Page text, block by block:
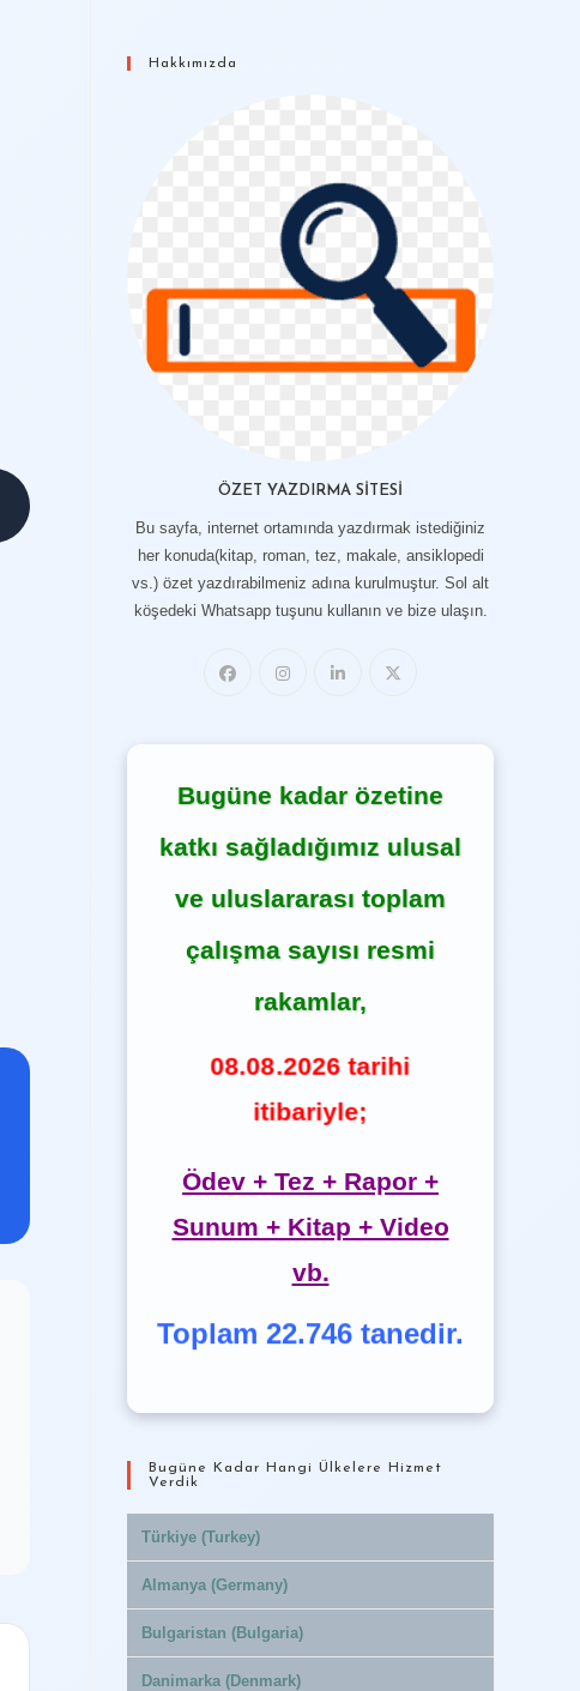
Hakkımızda
ÖZET YAZDIRMA SITESI
Bu sayfa, internet ortamında yazdırmak istediğiniz
her konuda(kitap, roman, tez, makale, ansiklopedi
vs.) özet yazdırabilmeniz adına kurulmuştur. Sol alt
köşedeki Whatsapp tuşunu kullanın ve bize ulaşın.
Bugüne kadar özetine
katkı sağladığımız ulusal
ve uluslararası toplam
çalışma sayısı resmi
rakamlar,
08.08.2026 tarihi
itibariyle;
Ödev + Tez + Rapor +
Sunum + Kitap + Video
vb.
Toplam 22.746 tanedir.
Bugüne Kadar Hangi Ülkelere Hizmet
Verdik
Türkiye (Turkey)
Almanya (Germany)
Bulgaristan (Bulgaria)
Danimarka (Denmark)